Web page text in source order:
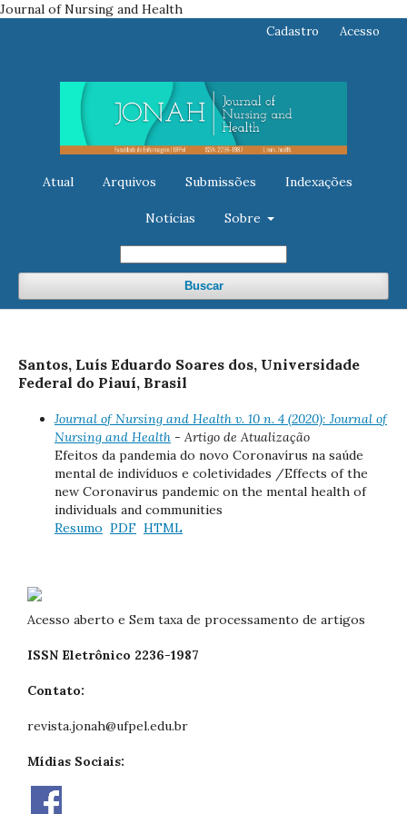
Journal of Nursing and Health
Atual Arquivos Submissões Indexações
Notícias Sobre
Buscar
Cadastro Acesso
Santos, Luís Eduardo Soares dos, Universidade
Federal do Piauí, Brasil
Journal of Nursing and Health v. 10 n. 4 (2020): Journal of
Nursing and Health - Artigo de Atualização
Efeitos da pandemia do novo Coronavírus na saúde
mental de indivíduos e coletividades /Effects of the
new Coronavirus pandemic on the mental health of
individuals and communities
Resumo PDF HTML
Acesso aberto e Sem taxa de processamento de artigos
ISSN Eletrônico 2236-1987
Contato:
revista.jonah@ufpel.edu.br
Mídias Sociais: